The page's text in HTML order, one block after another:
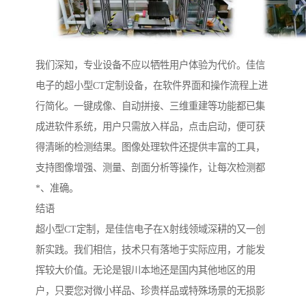
我们深知，专业设备不应以牺牲用户体验为代价。佳信
电子的超小型CT定制设备，在软件界面和操作流程上进
行简化。一键成像、自动拼接、三维重建等功能都已集
成进软件系统，用户只需放入样品，点击启动，便可获
得清晰的检测结果。图像处理软件还提供丰富的工具，
支持图像增强、测量、剖面分析等操作，让每次检测都
*、准确。
结语
超小型CT定制，是佳信电子在X射线领域深耕的又一创
新实践。我们相信，技术只有落地于实际应用，才能发
挥较大价值。无论是银川本地还是国内其他地区的用
户，只要您对微小样品、珍贵样品或特殊场景的无损影